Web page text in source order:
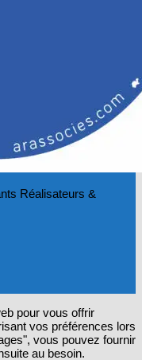
Réalisateurs &
pour vous offrir
vos préférences lors
vous pouvez fournir
au besoin.